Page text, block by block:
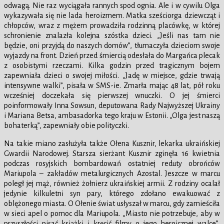
odwagą. Nie raz wyciągała rannych spod ognia. Ale i w cywilu Olga
wykazywała się nie lada heroizmem. Matka sześciorga dziewcząt i
chłopców, wraz z mężem prowadziła rodzinną placówkę, w której
schronienie znalazła kolejna szóstka dzieci. „Jeśli nas tam nie
będzie, oni przyjdą do naszych domów”, tłumaczyła dzieciom swoje
wyjazdy na front. Dzień przed śmiercią odesłała do Margańca plecak
z osobistymi rzeczami. Kilka godzin przed tragicznym bojem
zapewniała dzieci o swojej miłości. „Jadę w miejsce, gdzie trwają
intensywne walki”, pisała w SMS-ie. Zmarła mając 48 lat, pół roku
wcześniej doczekała się pierwszej wnuczki. O jej śmierci
poinformowały Inna Sowsun, deputowana Rady Najwyższej Ukrainy
i Mariana Betsa, ambasadorka tego kraju w Estonii. „Olga jest naszą
bohaterką”, zapewniały obie polityczki.
Na takie miano zasłużyła także Ołena Kusznir, lekarka ukraińskiej
Gwardii Narodowej. Starsza sierżant Kusznir zginęła 16 kwietnia
podczas rosyjskich bombardowań ostatniej reduty obrońców
Mariupola – zakładów metalurgicznych Azostal. Jeszcze w marcu
poległ jej mąż, również żołnierz ukraińskiej armii. Z rodziny ocalał
jedynie kilkuletni syn pary, którego zdołano ewakuować z
oblężonego miasta. O Ołenie świat usłyszał w marcu, gdy zamieściła
w sieci apel o pomoc dla Mariupola. „Miasto nie potrzebuje, aby w